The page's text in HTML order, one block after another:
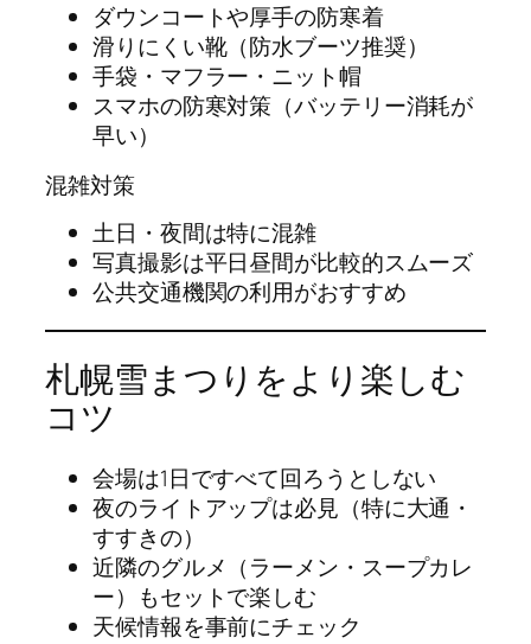
ダウンコートや厚手の防寒着
滑りにくい靴（防水ブーツ推奨）
手袋・マフラー・ニット帽
スマホの防寒対策（バッテリー消耗が
早い）
混雑対策
土日・夜間は特に混雑
写真撮影は平日昼間が比較的スムーズ
公共交通機関の利用がおすすめ
札幌雪まつりをより楽しむ
コツ
会場は1日ですべて回ろうとしない
夜のライトアップは必見（特に大通・
すすきの）
近隣のグルメ（ラーメン・スープカレ
ー）もセットで楽しむ
天候情報を事前にチェック